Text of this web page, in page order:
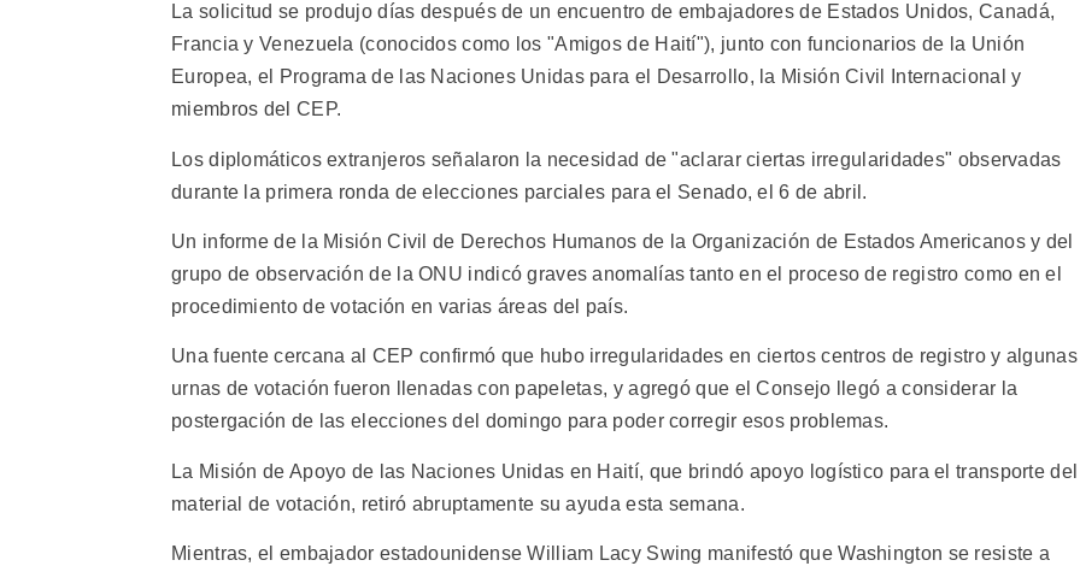
La solicitud se produjo días después de un encuentro de embajadores de Estados Unidos, Canadá,
Francia y Venezuela (conocidos como los "Amigos de Haití"), junto con funcionarios de la Unión
Europea, el Programa de las Naciones Unidas para el Desarrollo, la Misión Civil Internacional y
miembros del CEP.
Los diplomáticos extranjeros señalaron la necesidad de "aclarar ciertas irregularidades" observadas
durante la primera ronda de elecciones parciales para el Senado, el 6 de abril.
Un informe de la Misión Civil de Derechos Humanos de la Organización de Estados Americanos y del
grupo de observación de la ONU indicó graves anomalías tanto en el proceso de registro como en el
procedimiento de votación en varias áreas del país.
Una fuente cercana al CEP confirmó que hubo irregularidades en ciertos centros de registro y algunas
urnas de votación fueron llenadas con papeletas, y agregó que el Consejo llegó a considerar la
postergación de las elecciones del domingo para poder corregir esos problemas.
La Misión de Apoyo de las Naciones Unidas en Haití, que brindó apoyo logístico para el transporte del
material de votación, retiró abruptamente su ayuda esta semana.
Mientras, el embajador estadounidense William Lacy Swing manifestó que Washington se resiste a